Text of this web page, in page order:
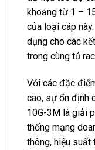
khoảng từ 1 –
của loại cáp
dụng cho các
trong cùng tủ
Với các đặc
cao, sự ổn định
10G-3M là giải
thống mạng
thông, hiệu